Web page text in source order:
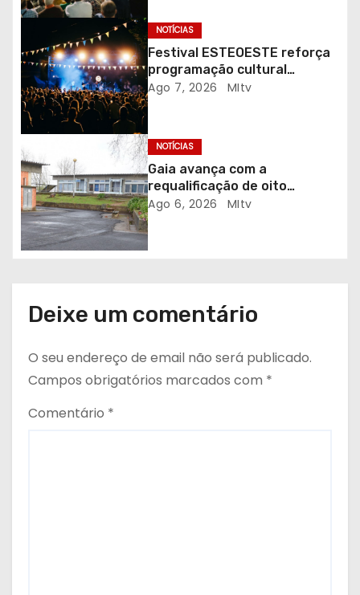
a
r
t
i
g
o
s
NOTÍCIAS
Festival ESTEOESTE reforça
programação cultural
gratuita em Braga
Ago 7, 2026 MItv
NOTÍCIAS
Gaia avança com a
requalificação de oito
escolas prioritárias
Ago 6, 2026 MItv
Deixe um comentário
O seu endereço de email não será publicado.
Campos obrigatórios marcados com *
Comentário *